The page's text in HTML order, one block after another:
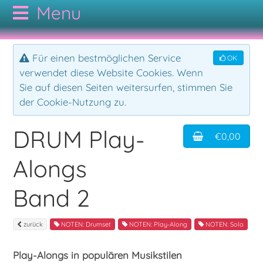
CODAMUSIC
GESAMTKATALOG
NOTEN
Bodypercussion
Cajon
Drumset
Duo
CDs
Folk
Hörbuch
Jazz
AUTOREN
KONTAKT
OK
Für einen bestmöglichen Service
verwendet diese Website Cookies. Wenn
Sie auf diesen Seiten weitersurfen, stimmen Sie
der Cookie-Nutzung zu.
€0,00
DRUM Play-
Alongs
Band 2
zurück NOTEN: Drumset NOTEN: Play-Along NOTEN: Solo
Play-Alongs in populären Musikstilen